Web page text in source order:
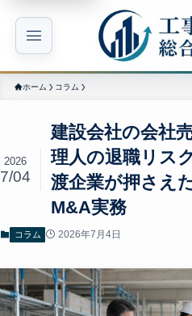
ホーム コラム
建設会社の会社
理人の退職リス
渡企業が押さえ
M&A実務
2026
7/04
コラム 2026年7月4日